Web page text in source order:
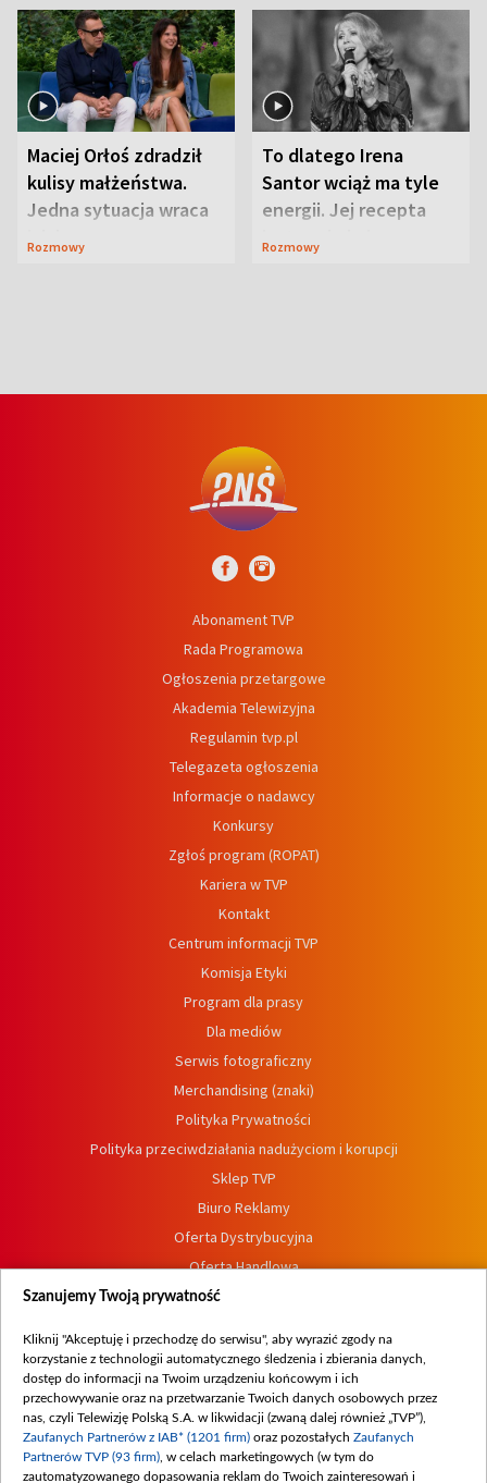
Maciej Orłoś zdradził
kulisy małżeństwa.
Jedna sytuacja wraca
jak bumerang
Rozmowy
To dlatego Irena
Santor wciąż ma tyle
energii. Jej recepta
jest zaskakująco
Rozmowy
Abonament TVP
Rada Programowa
Ogłoszenia przetargowe
Akademia Telewizyjna
Regulamin tvp.pl
Telegazeta ogłoszenia
Informacje o nadawcy
Konkursy
Zgłoś program (ROPAT)
Kariera w TVP
Kontakt
Centrum informacji TVP
Komisja Etyki
Program dla prasy
Dla mediów
Serwis fotograficzny
Merchandising (znaki)
Polityka Prywatności
Polityka przeciwdziałania nadużyciom i korupcji
Sklep TVP
Biuro Reklamy
Oferta Dystrybucyjna
Oferta Handlowa
Dostępność
Procedura zgłoszeń wewnętrznych
Szanujemy Twoją prywatność
Kliknij "Akceptuję i przechodzę do serwisu", aby wyrazić zgody na
korzystanie z technologii automatycznego śledzenia i zbierania danych,
dostęp do informacji na Twoim urządzeniu końcowym i ich
przechowywanie oraz na przetwarzanie Twoich danych osobowych przez
nas, czyli Telewizję Polską S.A. w likwidacji (zwaną dalej również „TVP”),
Zaufanych Partnerów z IAB* (1201 firm) oraz pozostałych Zaufanych
Partnerów TVP (93 firm) , w celach marketingowych (w tym do
zautomatyzowanego dopasowania reklam do Twoich zainteresowań i